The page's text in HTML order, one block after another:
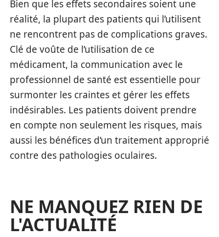
Bien que les effets secondaires soient une
réalité, la plupart des patients qui l’utilisent
ne rencontrent pas de complications graves.
Clé de voûte de l’utilisation de ce
médicament, la communication avec le
professionnel de santé est essentielle pour
surmonter les craintes et gérer les effets
indésirables. Les patients doivent prendre
en compte non seulement les risques, mais
aussi les bénéfices d’un traitement approprié
contre des pathologies oculaires.
NE MANQUEZ RIEN DE
L'ACTUALITÉ